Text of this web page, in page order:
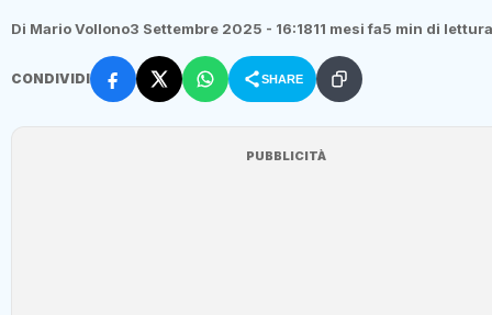
Di Mario Vollono3 Settembre 2025 - 16:1811 mesi fa5 min di lettura
CONDIVIDI SHARE
PUBBLICITÀ